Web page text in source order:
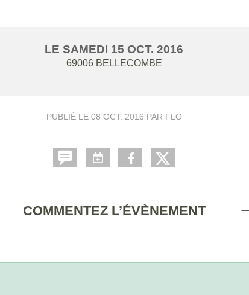
LE SAMEDI 15 OCT. 2016
69006 BELLECOMBE
PUBLIÉ LE 08 OCT. 2016 PAR FLO
COMMENTEZ L’ÉVÈNEMENT